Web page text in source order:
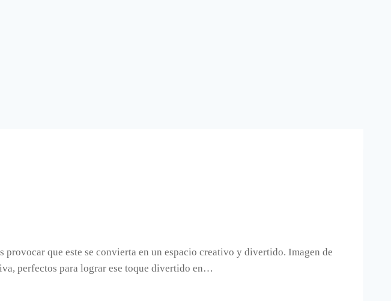
que este se convierta en un espacio creativo y divertido. Imagen de
perfectos para lograr ese toque divertido en…